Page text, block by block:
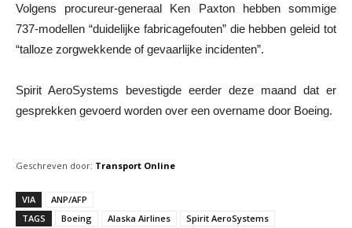
Volgens procureur-generaal Ken Paxton hebben sommige
737-modellen “duidelijke fabricagefouten” die hebben geleid tot
“talloze zorgwekkende of gevaarlijke incidenten”.
Spirit AeroSystems bevestigde eerder deze maand dat er
gesprekken gevoerd worden over een overname door Boeing.
Geschreven door: Transport Online
VIA
ANP/AFP
TAGS
Boeing Alaska Airlines Spirit AeroSystems